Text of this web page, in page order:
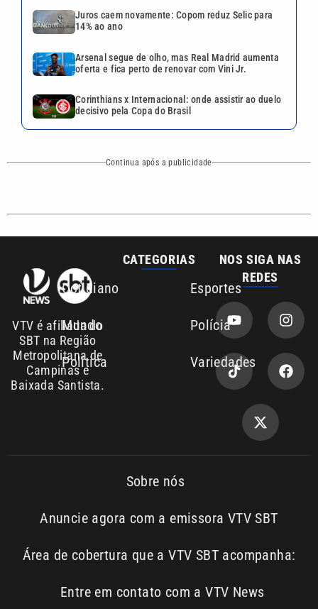
VTV é afiliada do
SBT na Região
Cotidiano Esportes
Mundo Polícia
REDES
Sobre nós
Anuncie agora com a emissora VTV SBT
Área de cobertura que a VTV SBT acompanha:
Entre em contato com a VTV News
01.773.119.0001-60
Política de
privacidade